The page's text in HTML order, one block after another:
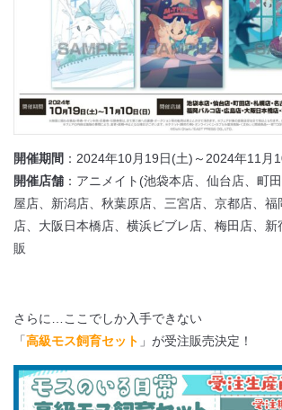
開催期間 ：2024年10月19日(土)～2024年11月
開催店舗 ：アニメイト(池袋本店、仙台店、町
屋店、新潟店、秋葉原店、三宮店、京都店、福
店、大阪日本橋店、横浜ビブレ店、梅田店、新
販
さらに…ここでしか入手できない
「高級モス飼育セット 」が受注販売決定！